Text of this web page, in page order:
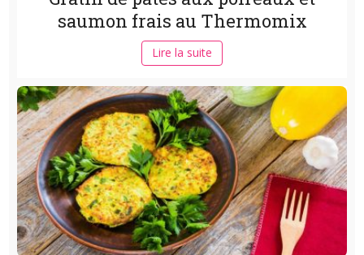
saumon frais au Thermomix
Lire la suite